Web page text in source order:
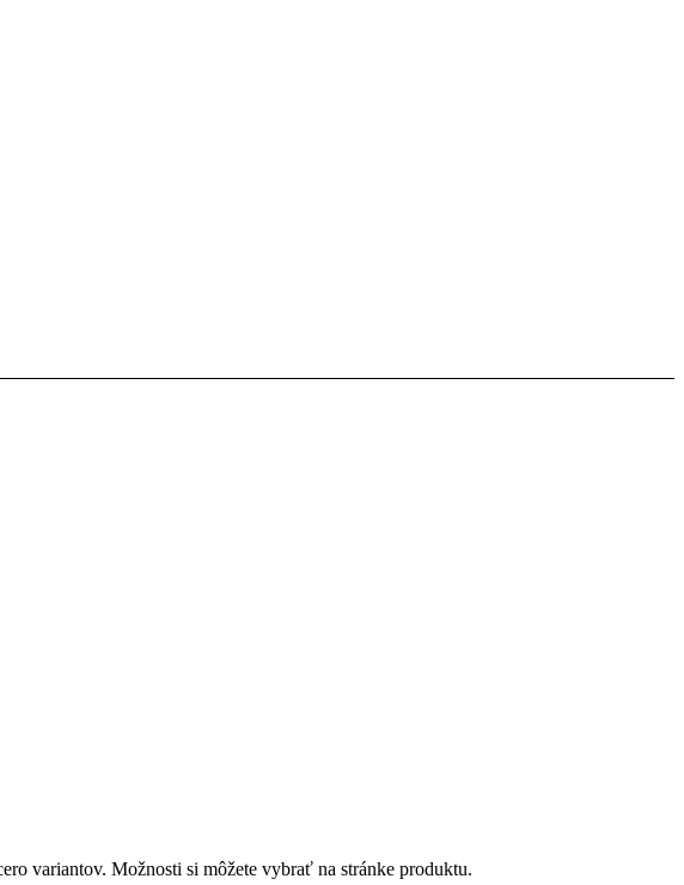
variantov. Možnosti si môžete vybrať na stránke produktu.